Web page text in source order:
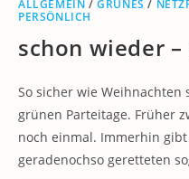
ALLGEMEIN /GRÜNES /
PERSÖNLICH
schon wieder
So sicher wie
grünen Parteitage. Früher
noch einmal. Immerhin
geradenochso geretteten